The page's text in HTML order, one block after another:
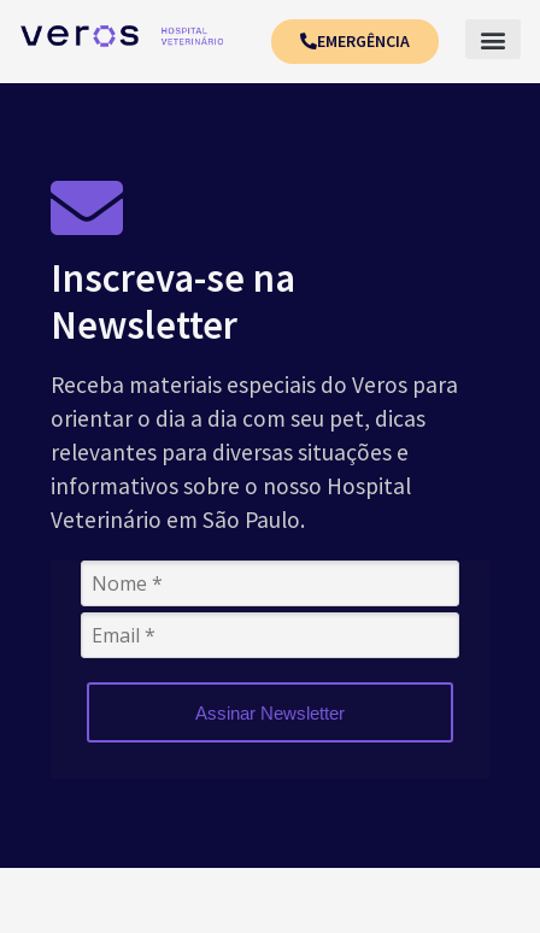
EMERGÊNCIA
Inscreva-se na
Newsletter
Receba materiais especiais do Veros para
orientar o dia a dia com seu pet, dicas
relevantes para diversas situações e
informativos sobre o nosso Hospital
Veterinário em São Paulo.
Assinar Newsletter